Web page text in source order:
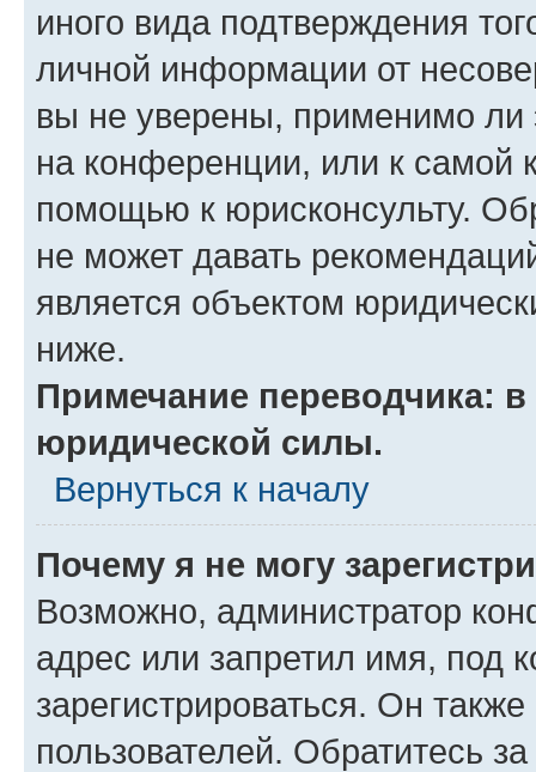
иного вида подтверждения
личной информации от
вы не уверены, применимо ли
на конференции, или к самой
помощью к юрисконсульту.
не может давать
является объектом
ниже.
Примечание переводчика:
юридической силы.
Вернуться к началу
Почему я не могу
Возможно, администратор
адрес или запретил имя, под
зарегистрироваться. Он
пользователей. Обратитесь